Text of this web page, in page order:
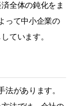
全体の鈍化をま
って中小企業の
ています。
があります。